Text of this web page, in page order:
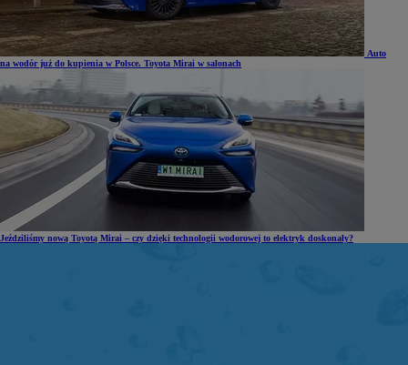
Auto
na wodór już do kupienia w Polsce. Toyota Mirai w salonach
Jeździliśmy nową Toyotą Mirai – czy dzięki technologii wodorowej to elektryk doskonały?